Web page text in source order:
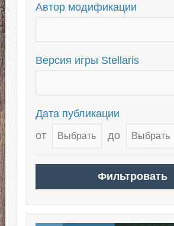
Автор модификации
Версия игры Stellaris
Дата публикации
от
до